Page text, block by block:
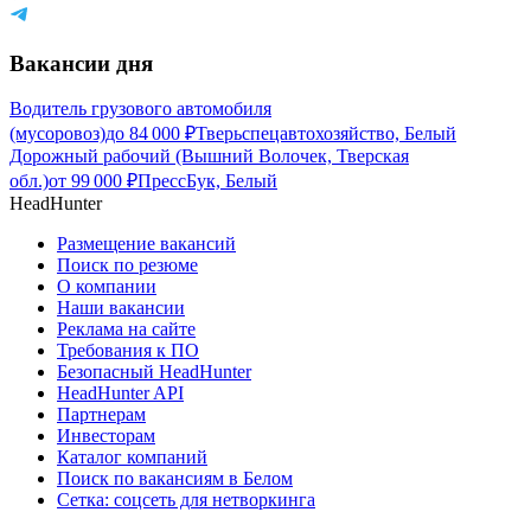
Вакансии дня
Водитель грузового автомобиля
(мусоровоз)до 84 000 ₽Тверьспецавтохозяйство, Белый
Дорожный рабочий (Вышний Волочек, Тверская
обл.)от 99 000 ₽ПрессБук, Белый
HeadHunter
Размещение вакансий
Поиск по резюме
О компании
Наши вакансии
Реклама на сайте
Требования к ПО
Безопасный HeadHunter
HeadHunter API
Партнерам
Инвесторам
Каталог компаний
Поиск по вакансиям в Белом
Сетка: соцсеть для нетворкинга